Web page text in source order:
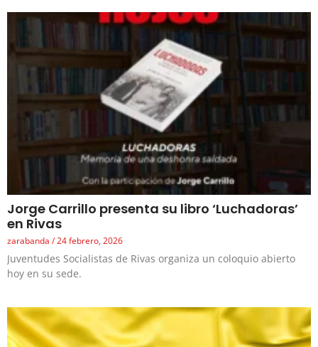
Jorge Carrillo presenta su libro ‘Luchadoras’
en Rivas
zarabanda 24 febrero, 2026
Juventudes Socialistas de Rivas organiza un coloquio abierto
hoy en su sede.